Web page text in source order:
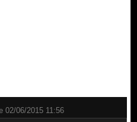
02/06/2015 11:56